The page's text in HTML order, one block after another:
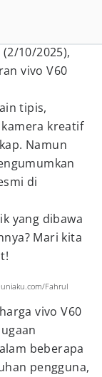
10/2025),
vivo V60
tipis,
kreatif
Namun
di
yang dibawa
Mari kita
Fahrul
vivo V60
beberapa
pengguna,